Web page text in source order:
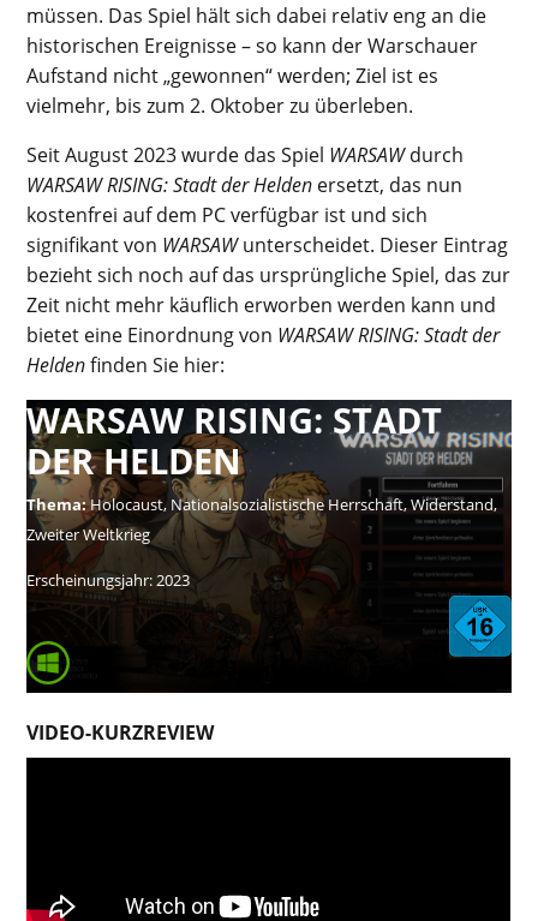
müssen. Das Spiel hält sich dabei relativ eng an die
historischen Ereignisse – so kann der Warschauer
Aufstand nicht „gewonnen“ werden; Ziel ist es
vielmehr, bis zum 2. Oktober zu überleben.
Seit August 2023 wurde das Spiel WARSAWdurch
WARSAW RISING: Stadt der Helden ersetzt, das nun
kostenfrei auf dem PC verfügbar ist und sich
signifikant von WARSAWunterscheidet. Dieser Eintrag
bezieht sich noch auf das ursprüngliche Spiel, das zur
Zeit nicht mehr käuflich erworben werden kann und
bietet eine Einordnung von WARSAW RISING: Stadt der
Heldenfinden Sie hier:
WARSAW RISING: STADT
DER HELDEN
Thema:Holocaust, Nationalsozialistische Herrschaft, Widerstand,
Zweiter Weltkrieg
Erscheinungsjahr:2023
VIDEO-KURZREVIEW